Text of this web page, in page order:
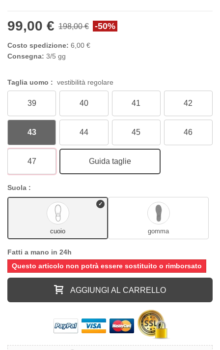
99,00 € 198,00 € -50%
Costo spedizione: 6,00 €
Consegna: 3/5 gg
Taglia uomo : vestibilità regolare
39 40 41 42
43 44 45 46
47 Guida taglie
Suola :
cuoio gomma
Fatti a mano in 24h
Questo articolo non potrà essere sostituito o rimborsato
AGGIUNGI AL CARRELLO